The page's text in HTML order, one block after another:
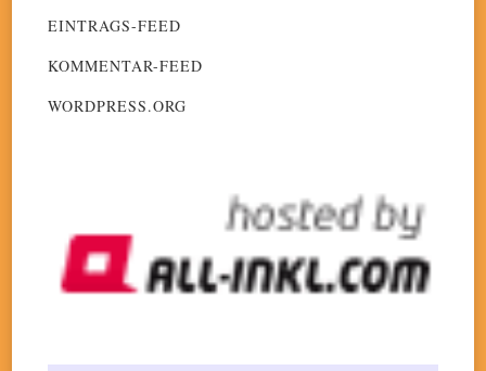
EINTRAGS-FEED
KOMMENTAR-FEED
WORDPRESS.ORG